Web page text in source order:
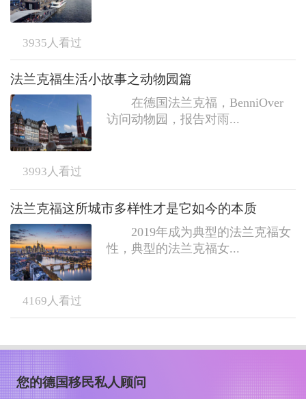
3935 人看过
法兰克福生活小故事之动物园篇
在德国法兰克福，BenniOver
访问动物园，报告对雨...
3993 人看过
法兰克福这所城市多样性才是它如今的本质
2019年成为典型的法兰克福女
性，典型的法兰克福女...
4169 人看过
您的德国移民私人顾问